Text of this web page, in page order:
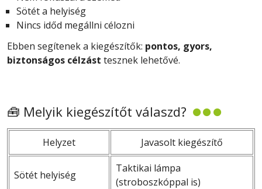
Sötét a helyiség
Nincs időd megállni célozni
Ebben segítenek a kiegészítők: pontos, gyors,
biztonságos célzást tesznek lehetővé.
🧰 Melyik kiegészítőt válaszd?
Helyzet Javasolt kiegészítő
Sötét helyiség
Taktikai lámpa
(stroboszkóppal is)